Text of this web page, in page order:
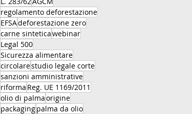
regolamento deforestazione
EFSAdeforestazione zero
carne sinteticawebinar
Legal 500
Sicurezza alimentare
circolarestudio legale corte
sanzioni amministrative
riforma Reg. UE 1169/2011
olio di palmaorigine
packagingpalma da olio